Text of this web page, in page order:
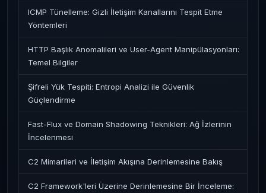
ICMP Tünelleme: Gizli İletişim Kanallarını Tespit Etme
Yöntemleri
HTTP Başlık Anomalileri ve User-Agent Manipülasyonları:
Temel Bilgiler
Şifreli Yük Tespiti: Entropi Analizi ile Güvenlik
Güçlendirme
Fast-Flux ve Domain Shadowing Teknikleri: Ağ İzlerinin
İncelenmesi
C2 Mimarileri ve İletişim Akışına Derinlemesine Bakış
C2 Framework'leri Üzerine Derinlemesine Bir İnceleme: